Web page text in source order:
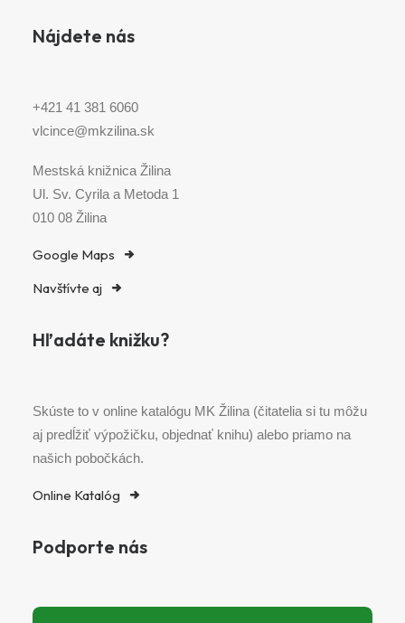
Nájdete nás
+421 41 381 6060
vlcince@mkzilina.sk
Mestská knižnica Žilina
Ul. Sv. Cyrila a Metoda 1
010 08 Žilina
Google Maps
Navštívte aj
Hľadáte knižku?
Skúste to v online katalógu MK Žilina (čitatelia si tu môžu
aj predĺžiť výpožičku, objednať knihu) alebo priamo na
našich pobočkách.
Online Katalóg
Podporte nás